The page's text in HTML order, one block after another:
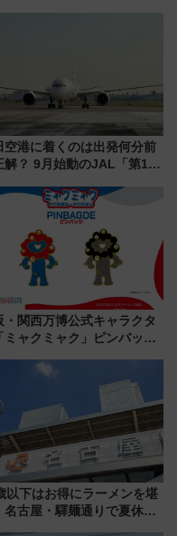
空港に着くのは出発何分前
解？ 9月始動のJAL「第1タ
キロ超え！ 知っておきたい
点まとめ
・関西万博公式キャラクタ
ミャクミャク」ピンバッジ
以下はお得にラーメンを堪
名古屋・驛麺通りで夏休み